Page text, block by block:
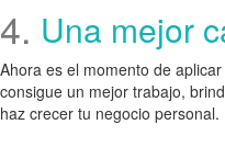
4. Una mejor
Ahora es el momento de
consigue un mejor trabajo,
haz crecer tu negocio personal.